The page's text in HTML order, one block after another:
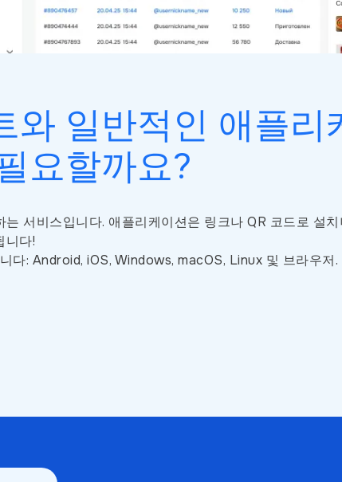
와 일반적인 애플리
요할까요?
서비스입니다. 애플리케이션은 링크나 QR 코드로 설
니다!
다: Android, iOS, Windows, macOS, Linux 및 브라우저.